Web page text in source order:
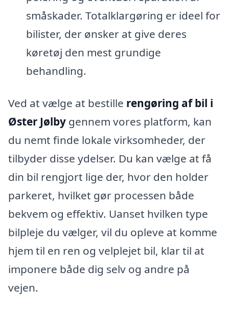
småskader. Totalklargøring er ideel for
bilister, der ønsker at give deres
køretøj den mest grundige
behandling.
Ved at vælge at bestille rengøring af bil i
Øster Jølby gennem vores platform, kan
du nemt finde lokale virksomheder, der
tilbyder disse ydelser. Du kan vælge at få
din bil rengjort lige der, hvor den holder
parkeret, hvilket gør processen både
bekvem og effektiv. Uanset hvilken type
bilpleje du vælger, vil du opleve at komme
hjem til en ren og velplejet bil, klar til at
imponere både dig selv og andre på
vejen.